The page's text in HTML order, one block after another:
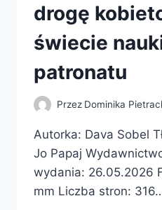
drogę
świecie
patronatu
Przez Dominika
Autorka: Dava Sobel
Jo Papaj
wydania: 26.05.2026
mm Liczba stron: